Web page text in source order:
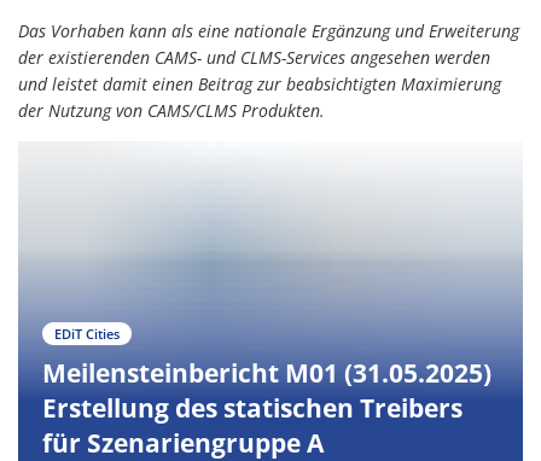
Das Vorhaben kann als eine nationale Ergänzung und Erweiterung
der existierenden CAMS- und CLMS-Services angesehen werden
und leistet damit einen Beitrag zur beabsichtigten Maximierung
der Nutzung von CAMS/CLMS Produkten.
EDiT Cities
Meilensteinbericht M01 (31.05.2025)
Erstellung des statischen Treibers
für Szenariengruppe A